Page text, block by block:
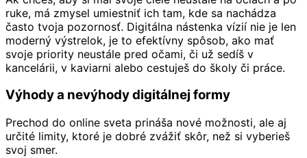
ruke, má zmysel umiestniť ich tam, kde sa nachádza
často tvoja pozornosť. Digitálna nástenka vízií nie je len
moderný výstrelok, je to efektívny spôsob, ako mať
svoje priority neustále pred očami, či už sedíš v
kancelárii, v kaviarni alebo cestuješ do školy či práce.
Výhody a nevýhody digitálnej formy
Prechod do online sveta prináša nové možnosti, ale aj
určité limity, ktoré je dobré zvážiť skôr, než si vyberieš
svoj smer.